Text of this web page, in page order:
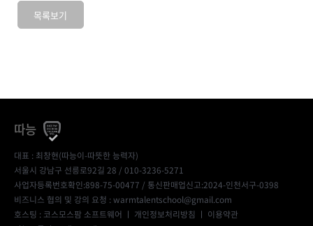
목록보기
따능
대표 : 최창현(따능이-따뜻한 능력자)
서울시 강남구 선릉로92길 28 / 010-3236-5271
사업자등록번호확인:898-75-00477 / 통신판매업신고:2024-인천서구-0398
비즈니스 협의 및 강의 요청 : warmtalentschool@gmail.com
호스팅 : 코스모스팜 소프트웨어 ㅣ 개인정보처리방침 ㅣ 이용약관